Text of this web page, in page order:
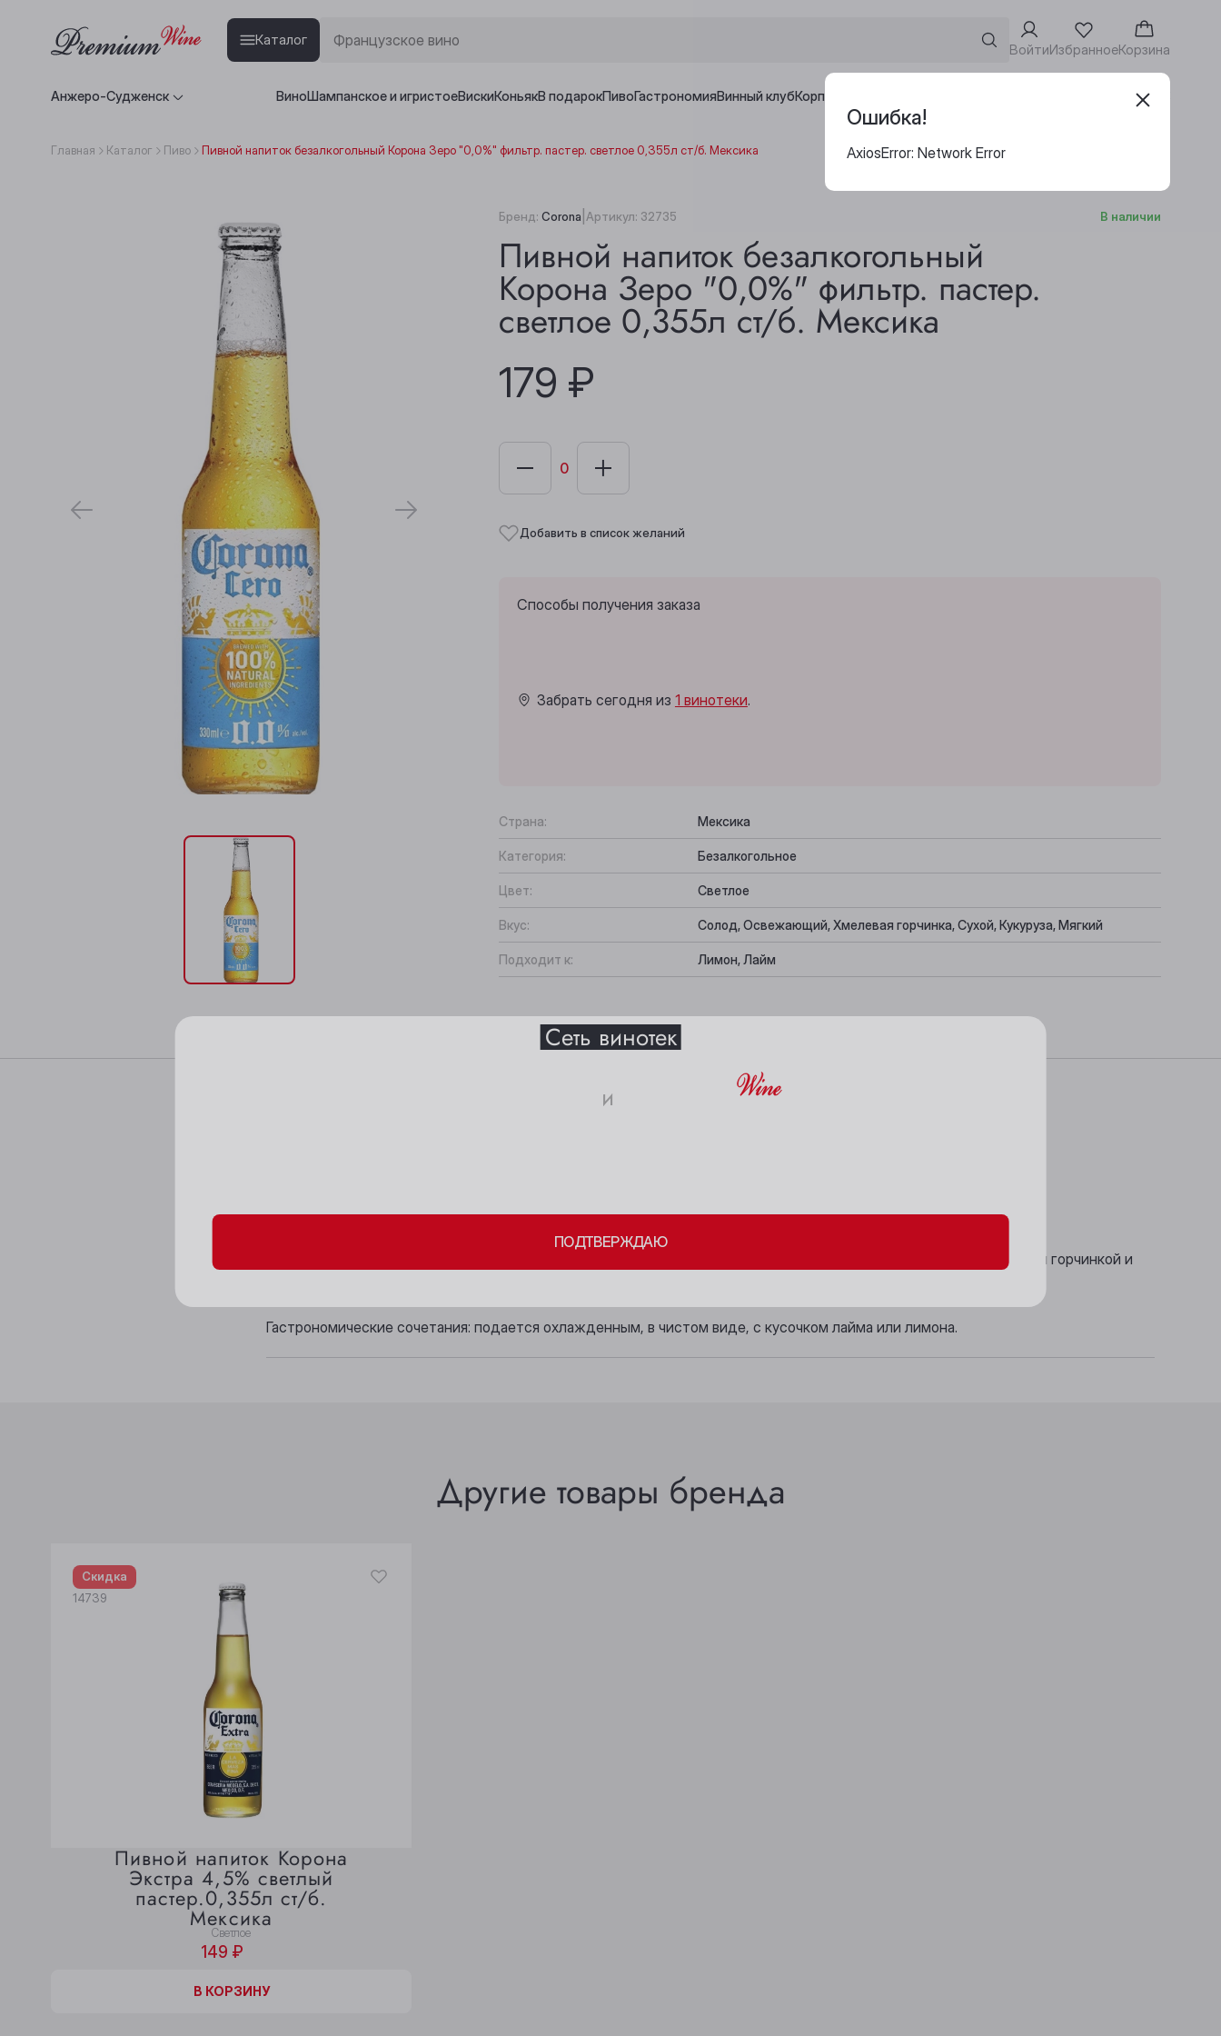
Каталог
ВойтиИзбранноеКорзина
Анжеро-Судженск ВиноШампанское и игристоеВискиКоньякВ подарокПивоГастрономияВинный клубКорпоративным клиентам Адреса винотек
Главная Каталог Пиво Пивной напиток безалкогольный Корона Зеро "0,0%" фильтр. пастер. светлое 0,355л ст/б. Мексика
Бренд: Corona Артикул: 32735 В наличии
Пивной напиток безалкогольный
Корона Зеро "0,0%" фильтр. пастер.
светлое 0,355л ст/б. Мексика
179 ₽
Добавить в список желаний
Способы получения заказа
Забрать сегодня из 1 винотеки.
Страна: Мексика
Категория: Безалкогольное
Цвет: Светлое
Вкус: Солод, Освежающий, Хмелевая горчинка, Сухой, Кукуруза, Мягкий
Подходит к: Лимон, Лайм
Аромат: мягкий, хлебный, с легкой растительной свежестью.
Вкус: тонкий, освежающий, сухой, легкий, мягкий, с нотками кукурузы, зерна, солода и лайма, приятной хмелевой горчинкой и
Гастрономические сочетания: подается охлажденным, в чистом виде, с кусочком лайма или лимона.
Другие товары бренда
Скидка
14739
Пивной напиток Корона
Экстра 4,5% светлый
пастер.0,355л ст/б.
Мексика
Светлое
149 ₽
В КОРЗИНУ
В КОРЗИНЕ
Прокопьевск
Сеть винотек
и
ПОДТВЕРЖДАЮ
Ошибка!
AxiosError: Network Error